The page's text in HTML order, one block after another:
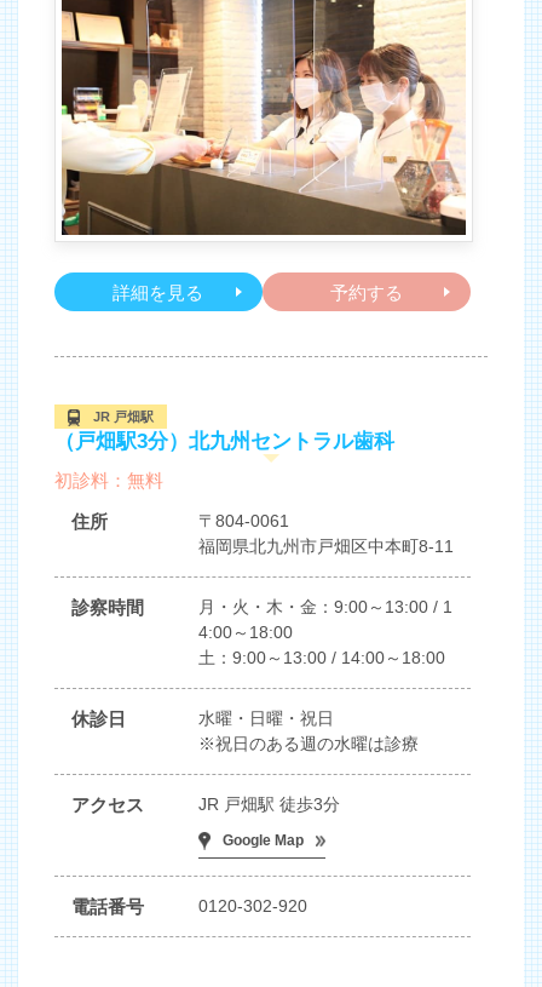
詳細を見る 予約する
（戸畑駅3分）北九州セントラル歯科
JR 戸畑駅
初診料：無料
住所
〒804-0061
福岡県北九州市戸畑区中本町8-11
診察時間
月・火・木・金：9:00～13:00 / 1
4:00～18:00
土：9:00～13:00 / 14:00～18:00
休診日
水曜・日曜・祝日
※祝日のある週の水曜は診療
アクセス JR 戸畑駅 徒歩3分
Google Map
電話番号 0120-302-920